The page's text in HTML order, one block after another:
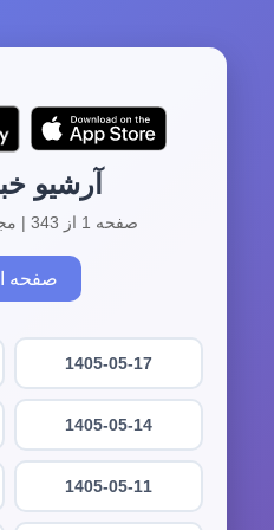
آرشیو
صفحه 1 از 343 | مجموع 3425 آرشیو
صفحه
1405-05-17
1405-05-14
1405-05-11